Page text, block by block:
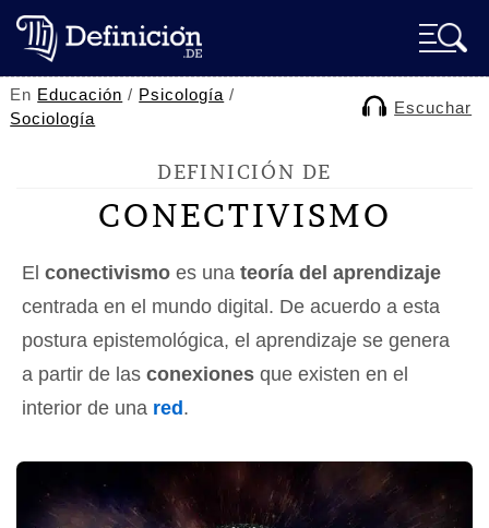
En Educación / Psicología /
Sociología
Escuchar
DEFINICIÓN DE
CONECTIVISMO
El conectivismo es una teoría del aprendizaje
centrada en el mundo digital. De acuerdo a esta
postura epistemológica, el aprendizaje se genera
a partir de las conexiones que existen en el
interior de una red .